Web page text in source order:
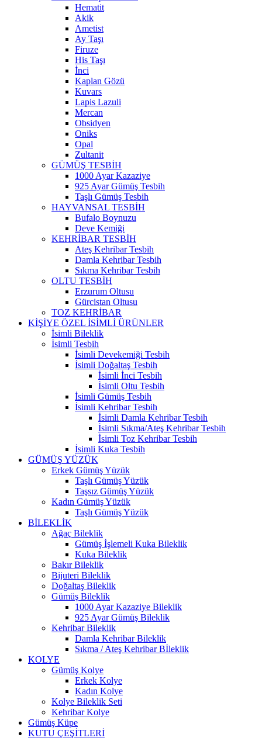
Hematit
Akik
Ametist
Ay Taşı
Firuze
His Taşı
İnci
Kaplan Gözü
Kuvars
Lapis Lazuli
Mercan
Obsidyen
Oniks
Opal
Zultanit
GÜMÜŞ TESBİH
1000 Ayar Kazaziye
925 Ayar Gümüş Tesbih
Taşlı Gümüş Tesbih
HAYVANSAL TESBİH
Bufalo Boynuzu
Deve Kemiği
KEHRİBAR TESBİH
Ateş Kehribar Tesbih
Damla Kehribar Tesbih
Sıkma Kehribar Tesbih
OLTU TESBİH
Erzurum Oltusu
Gürcistan Oltusu
TOZ KEHRİBAR
KİŞİYE ÖZEL İSİMLİ ÜRÜNLER
İsimli Bileklik
İsimli Tesbih
İsimli Devekemiği Tesbih
İsimli Doğaltaş Tesbih
İsimli İnci Tesbih
İsimli Oltu Tesbih
İsimli Gümüş Tesbih
İsimli Kehribar Tesbih
İsimli Damla Kehribar Tesbih
İsimli Sıkma/Ateş Kehribar Tesbih
İsimli Toz Kehribar Tesbih
İsimli Kuka Tesbih
GÜMÜŞ YÜZÜK
Erkek Gümüş Yüzük
Taşlı Gümüş Yüzük
Taşsız Gümüş Yüzük
Kadın Gümüş Yüzük
Taşlı Gümüş Yüzük
BİLEKLİK
Ağaç Bileklik
Gümüş İşlemeli Kuka Bileklik
Kuka Bileklik
Bakır Bileklik
Bijuteri Bileklik
Doğaltaş Bileklik
Gümüş Bileklik
1000 Ayar Kazaziye Bileklik
925 Ayar Gümüş Bileklik
Kehribar Bileklik
Damla Kehribar Bileklik
Sıkma / Ateş Kehribar Bİleklik
KOLYE
Gümüş Kolye
Erkek Kolye
Kadın Kolye
Kolye Bileklik Seti
Kehribar Kolye
Gümüş Küpe
KUTU ÇEŞİTLERİ